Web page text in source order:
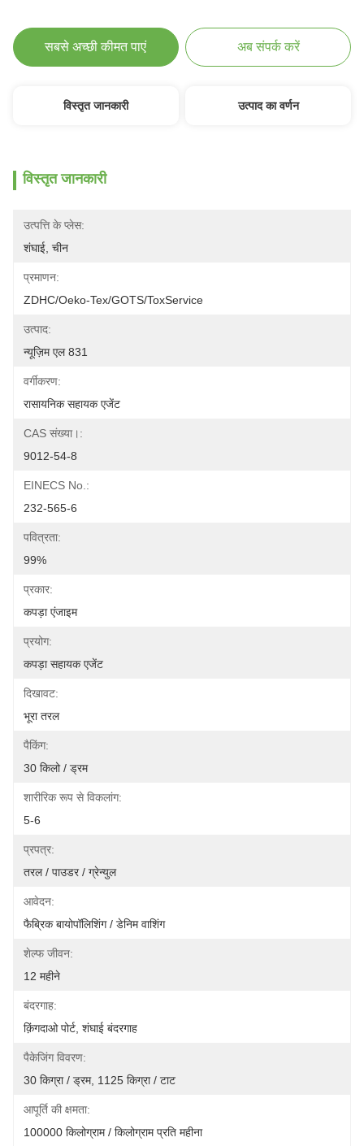
सबसे अच्छी कीमत पाएं अब संपर्क करें
विस्तृत जानकारी उत्पाद का वर्णन
विस्तृत जानकारी
उत्पत्ति के प्लेस:
शंघाई, चीन
प्रमाणन:
ZDHC/Oeko-Tex/GOTS/ToxService
उत्पाद:
न्यूज़िम एल 831
वर्गीकरण:
रासायनिक सहायक एजेंट
CAS संख्या।:
9012-54-8
EINECS No.:
232-565-6
पवित्रता:
99%
प्रकार:
कपड़ा एंजाइम
प्रयोग:
कपड़ा सहायक एजेंट
दिखावट:
भूरा तरल
पैकिंग:
30 किलो / ड्रम
शारीरिक रूप से विकलांग:
5-6
प्रपत्र:
तरल / पाउडर / ग्रेन्युल
आवेदन:
फैब्रिक बायोपॉलिशिंग / डेनिम वाशिंग
शेल्फ जीवन:
12 महीने
बंदरगाह:
क़िंगदाओ पोर्ट, शंघाई बंदरगाह
पैकेजिंग विवरण:
30 किग्रा / ड्रम, 1125 किग्रा / टाट
आपूर्ति की क्षमता:
100000 किलोग्राम / किलोग्राम प्रति महीना